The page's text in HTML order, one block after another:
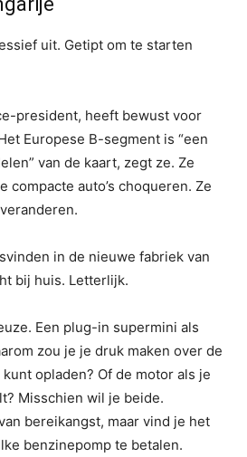
uit. Getipt om te starten
president, heeft bewust voor
Europese B-segment is “een
van de kaart, zegt ze. Ze
compacte auto’s choqueren. Ze
in de nieuwe fabriek van
bij huis. Letterlijk.
Een plug-in supermini als
zou je je druk maken over de
opladen? Of de motor als je
Misschien wil je beide.
bereikangst, maar vind je het
benzinepomp te betalen.